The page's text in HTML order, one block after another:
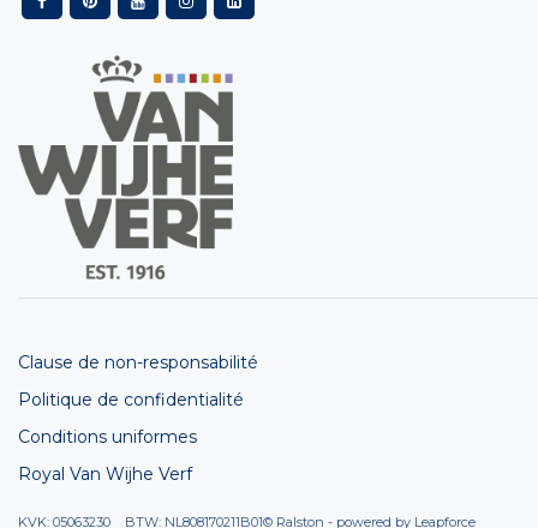
Clause de non-responsabilité
Politique de confidentialité
Conditions uniformes
Royal Van Wijhe Verf
KVK: 05063230 BTW: NL808170211B01© Ralston - powered by Leapforce